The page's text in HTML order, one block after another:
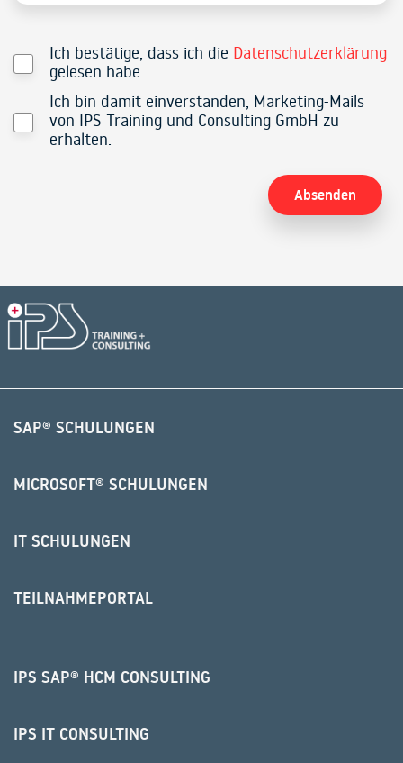
Ich bestätige, dass ich die Datenschutzerklärung
gelesen habe.
Ich bin damit einverstanden, Marketing-Mails
von IPS Training und Consulting GmbH zu
erhalten.
SAP® SCHULUNGEN
MICROSOFT® SCHULUNGEN
IT SCHULUNGEN
TEILNAHMEPORTAL
IPS SAP® HCM CONSULTING
IPS IT CONSULTING